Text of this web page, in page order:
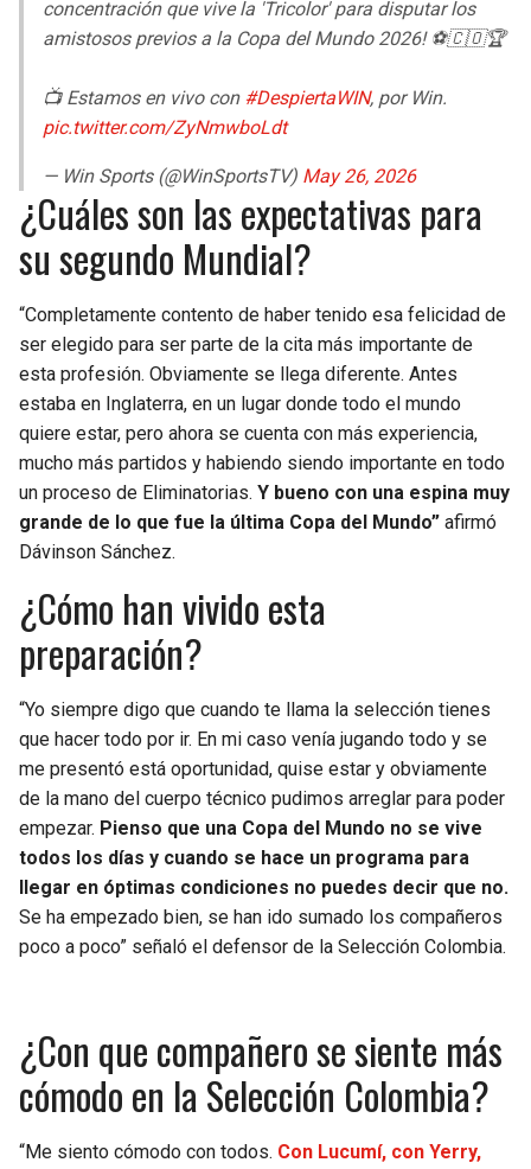
concentración que vive la 'Tricolor' para disputar los
amistosos previos a la Copa del Mundo 2026! ⚽🇨🇴🏆
📺 Estamos en vivo con #DespiertaWIN, por Win.
pic.twitter.com/ZyNmwboLdt
— Win Sports (@WinSportsTV) May 26, 2026
¿Cuáles son las expectativas para
su segundo Mundial?
“Completamente contento de haber tenido esa felicidad de
ser elegido para ser parte de la cita más importante de
esta profesión. Obviamente se llega diferente. Antes
estaba en Inglaterra, en un lugar donde todo el mundo
quiere estar, pero ahora se cuenta con más experiencia,
mucho más partidos y habiendo siendo importante en todo
un proceso de Eliminatorias. Y bueno con una espina muy
grande de lo que fue la última Copa del Mundo” afirmó
Dávinson Sánchez.
¿Cómo han vivido esta
preparación?
“Yo siempre digo que cuando te llama la selección tienes
que hacer todo por ir. En mi caso venía jugando todo y se
me presentó está oportunidad, quise estar y obviamente
de la mano del cuerpo técnico pudimos arreglar para poder
empezar. Pienso que una Copa del Mundo no se vive
todos los días y cuando se hace un programa para
llegar en óptimas condiciones no puedes decir que no.
Se ha empezado bien, se han ido sumado los compañeros
poco a poco” señaló el defensor de la Selección Colombia.
¿Con que compañero se siente más
cómodo en la Selección Colombia?
“Me siento cómodo con todos. Con Lucumí, con Yerry,